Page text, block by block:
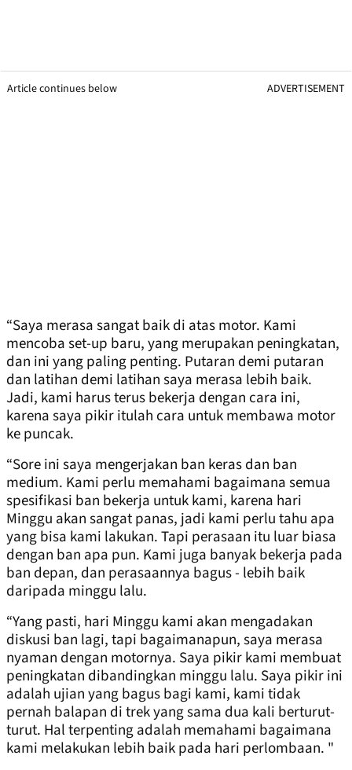
Article continues below ADVERTISEMENT
“Saya merasa sangat baik di atas motor. Kami
mencoba set-up baru, yang merupakan peningkatan,
dan ini yang paling penting. Putaran demi putaran
dan latihan demi latihan saya merasa lebih baik.
Jadi, kami harus terus bekerja dengan cara ini,
karena saya pikir itulah cara untuk membawa motor
ke puncak.
“Sore ini saya mengerjakan ban keras dan ban
medium. Kami perlu memahami bagaimana semua
spesifikasi ban bekerja untuk kami, karena hari
Minggu akan sangat panas, jadi kami perlu tahu apa
yang bisa kami lakukan. Tapi perasaan itu luar biasa
dengan ban apa pun. Kami juga banyak bekerja pada
ban depan, dan perasaannya bagus - lebih baik
daripada minggu lalu.
“Yang pasti, hari Minggu kami akan mengadakan
diskusi ban lagi, tapi bagaimanapun, saya merasa
nyaman dengan motornya. Saya pikir kami membuat
peningkatan dibandingkan minggu lalu. Saya pikir ini
adalah ujian yang bagus bagi kami, kami tidak
pernah balapan di trek yang sama dua kali berturut-
turut. Hal terpenting adalah memahami bagaimana
kami melakukan lebih baik pada hari perlombaan. "